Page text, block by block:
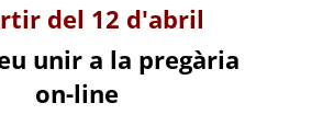
del 12 d'abril
unir a la pregària
on-line